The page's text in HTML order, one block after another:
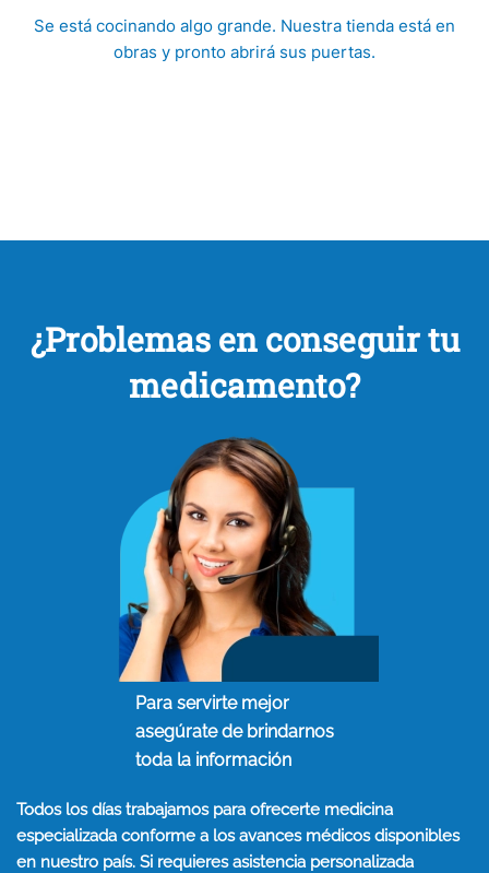
Se está cocinando algo grande. Nuestra tienda está en
obras y pronto abrirá sus puertas.
¿Problemas en conseguir tu
medicamento?
Para servirte mejor
asegúrate de brindarnos
toda la información
Todos los días trabajamos para ofrecerte medicina
especializada conforme a los avances médicos disponibles
en nuestro país. Si requieres asistencia personalizada